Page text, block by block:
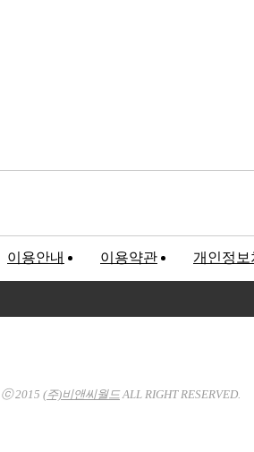
이용안내 이용약관 개인정보
ⓒ 2015 (주)비앤씨월드ALL RIGHT RESERVED.